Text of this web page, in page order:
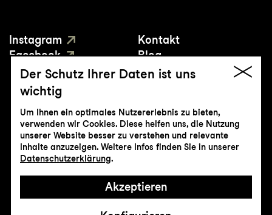
Instagram
Facebook
YouTube
Kontakt
Blog
Presse
© Genossenschaft Konzert und Theater
St.Gallen
Impressum
Datenschutz AGB Intranet
Der Schutz Ihrer Daten ist uns
wichtig
Um Ihnen ein optimales Nutzererlebnis zu bieten,
verwenden wir Cookies. Diese helfen uns, die Nutzung
unserer Website besser zu verstehen und relevante
Inhalte anzuzeigen. Weitere Infos finden Sie in unserer
Datenschutzerklärung.
Akzeptieren